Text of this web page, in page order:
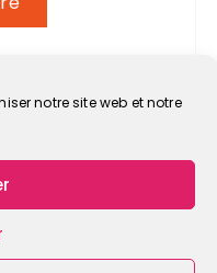
notre site web et notre